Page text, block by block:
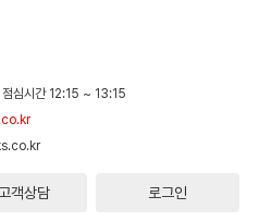
점심시간 12:15 ~ 13:15
객상담 로그인